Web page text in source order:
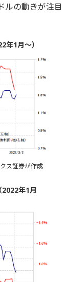
ルの動きが注目
年1月～）
ス証券が作成
2022年1月